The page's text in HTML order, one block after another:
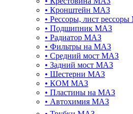
• Кронштейн МАЗ
• Рессоры, лист
• Подшипник МАЗ
• Радиатор МАЗ
• Фильтры на МАЗ
• Средний мост МАЗ
• Задний мост МАЗ
• Шестерни МАЗ
• КОМ МАЗ
• Пластины на МАЗ
• Автохимия МАЗ